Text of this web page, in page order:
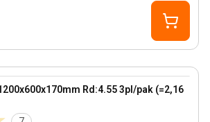
Rd:4.55 3pl/pak (=2,16